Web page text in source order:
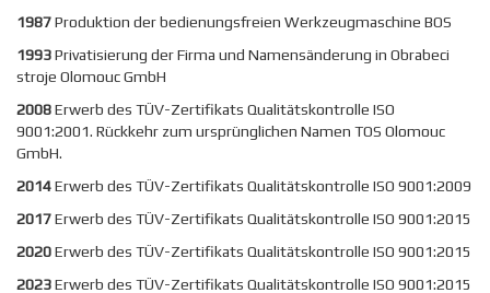
1987Produktion der bedienungsfreien Werkzeugmaschine BOS
1993Privatisierung der Firma und Namensänderung in Obrabeci
stroje Olomouc GmbH
2008Erwerb des TÜV-Zertifikats Qualitätskontrolle ISO
9001:2001. Rückkehr zum ursprünglichen Namen TOS Olomouc
GmbH.
2014Erwerb des TÜV-Zertifikats Qualitätskontrolle ISO 9001:2009
2017Erwerb des TÜV-Zertifikats Qualitätskontrolle ISO 9001:2015
2020Erwerb des TÜV-Zertifikats Qualitätskontrolle ISO 9001:2015
2023Erwerb des TÜV-Zertifikats Qualitätskontrolle ISO 9001:2015